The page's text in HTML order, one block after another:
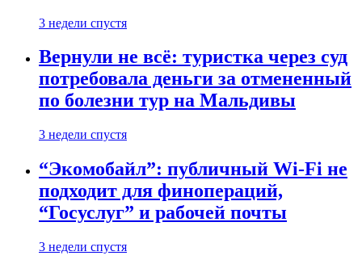
3 недели спустя
Вернули не всё: туристка через суд
потребовала деньги за отмененный
по болезни тур на Мальдивы
3 недели спустя
“Экомобайл”: публичный Wi-Fi не
подходит для финопераций,
“Госуслуг” и рабочей почты
3 недели спустя